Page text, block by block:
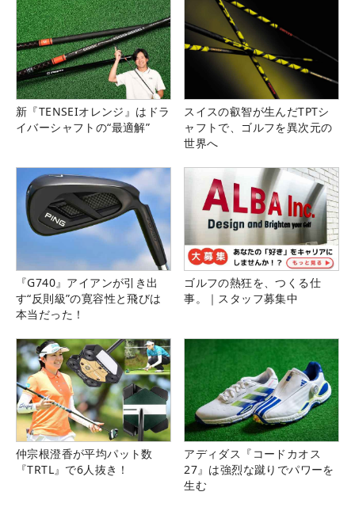
新『TENSEIオレンジ』はドラ
イバーシャフトの“最適解”
スイスの叡智が生んだTPTシ
ャフトで、ゴルフを異次元の
世界へ
『G740』アイアンが引き出
す“反則級”の寛容性と飛びは
本当だった！
ゴルフの熱狂を、つくる仕
事。｜スタッフ募集中
仲宗根澄香が平均パット数
『TRTL』で6人抜き！
アディダス『コードカオス
27』は強烈な蹴りでパワーを
生む